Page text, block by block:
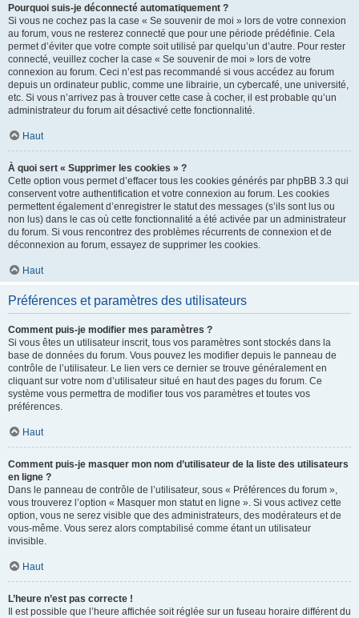
Pourquoi suis-je déconnecté automatiquement ?
Si vous ne cochez pas la case « Se souvenir de moi » lors de votre connexion
au forum, vous ne resterez connecté que pour une période prédéfinie. Cela
permet d’éviter que votre compte soit utilisé par quelqu’un d’autre. Pour rester
connecté, veuillez cocher la case « Se souvenir de moi » lors de votre
connexion au forum. Ceci n’est pas recommandé si vous accédez au forum
depuis un ordinateur public, comme une librairie, un cybercafé, une université,
etc. Si vous n’arrivez pas à trouver cette case à cocher, il est probable qu’un
administrateur du forum ait désactivé cette fonctionnalité.
Haut
À quoi sert « Supprimer les cookies » ?
Cette option vous permet d’effacer tous les cookies générés par phpBB 3.3 qui
conservent votre authentification et votre connexion au forum. Les cookies
permettent également d’enregistrer le statut des messages (s’ils sont lus ou
non lus) dans le cas où cette fonctionnalité a été activée par un administrateur
du forum. Si vous rencontrez des problèmes récurrents de connexion et de
déconnexion au forum, essayez de supprimer les cookies.
Haut
Préférences et paramètres des utilisateurs
Comment puis-je modifier mes paramètres ?
Si vous êtes un utilisateur inscrit, tous vos paramètres sont stockés dans la
base de données du forum. Vous pouvez les modifier depuis le panneau de
contrôle de l’utilisateur. Le lien vers ce dernier se trouve généralement en
cliquant sur votre nom d’utilisateur situé en haut des pages du forum. Ce
système vous permettra de modifier tous vos paramètres et toutes vos
préférences.
Haut
Comment puis-je masquer mon nom d’utilisateur de la liste des utilisateurs
en ligne ?
Dans le panneau de contrôle de l’utilisateur, sous « Préférences du forum »,
vous trouverez l’option « Masquer mon statut en ligne ». Si vous activez cette
option, vous ne serez visible que des administrateurs, des modérateurs et de
vous-même. Vous serez alors comptabilisé comme étant un utilisateur
invisible.
Haut
L’heure n’est pas correcte !
Il est possible que l’heure affichée soit réglée sur un fuseau horaire différent du